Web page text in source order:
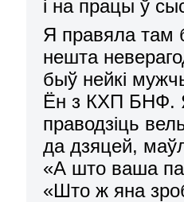
і на працы ў
Я правяла там
нешта
быў нейкі
Ён з КХП БНФ.
праводзіць
да дзяцей,
«А што ваша
«Што ж яна